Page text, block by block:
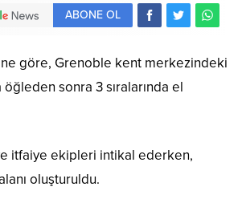
ABONE OL
göre, Grenoble kent merkezindeki
sonra 3 sıralarında el
itfaiye ekipleri intikal ederken,
oluşturuldu.